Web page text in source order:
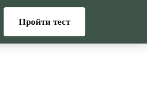
Пройти тест